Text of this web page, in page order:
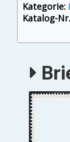
Kategorie:
Katalog-